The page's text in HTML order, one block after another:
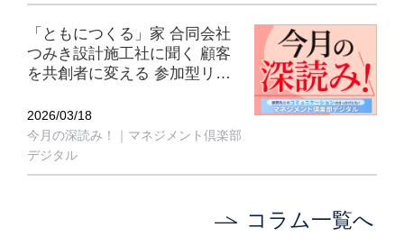
「ともにつくる」家 合同会社
つみき設計施工社に聞く 顧客
を共創者に変える 参加型リノ
マネジメント倶楽部デジタル3
月号】
2026/03/18
今月の深読み！｜マネジメント倶楽部
デジタル
コラム一覧へ